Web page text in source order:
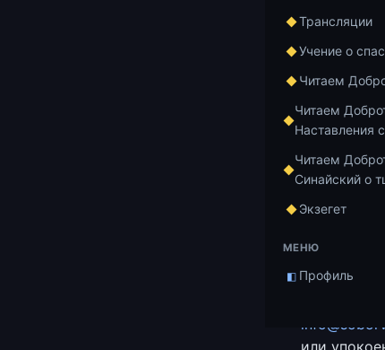
Трансляции
Учение о
Читаем
Читаем
Наставления
Читаем
Синайский о
Экзегет
МЕНЮ
◧ Профиль
Просим
собора:
лавку;
или